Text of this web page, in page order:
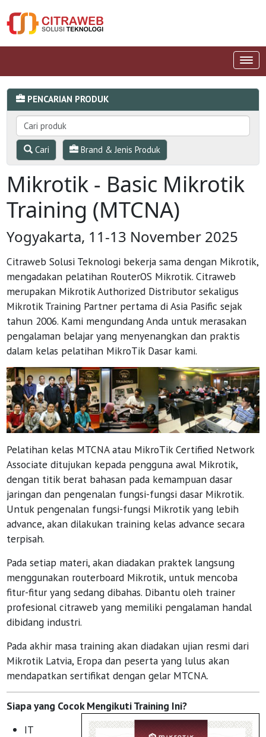
PENCARIAN PRODUK
Cari Brand & Jenis Produk
Mikrotik - Basic Mikrotik
Training (MTCNA)
Yogyakarta, 11-13 November 2025
Citraweb Solusi Teknologi bekerja sama dengan Mikrotik,
mengadakan pelatihan RouterOS Mikrotik. Citraweb
merupakan Mikrotik Authorized Distributor sekaligus
Mikrotik Training Partner pertama di Asia Pasific sejak
tahun 2006. Kami mengundang Anda untuk merasakan
pengalaman belajar yang menyenangkan dan praktis
dalam kelas pelatihan MikroTik Dasar kami.
Pelatihan kelas MTCNA atau MikroTik Certified Network
Associate ditujukan kepada pengguna awal Mikrotik,
dengan titik berat bahasan pada kemampuan dasar
jaringan dan pengenalan fungsi-fungsi dasar Mikrotik.
Untuk pengenalan fungsi-fungsi Mikrotik yang lebih
advance, akan dilakukan training kelas advance secara
terpisah.
Pada setiap materi, akan diadakan praktek langsung
menggunakan routerboard Mikrotik, untuk mencoba
fitur-fitur yang sedang dibahas. Dibantu oleh trainer
profesional citraweb yang memiliki pengalaman handal
dibidang industri.
Pada akhir masa training akan diadakan ujian resmi dari
Mikrotik Latvia, Eropa dan peserta yang lulus akan
mendapatkan sertifikat dengan gelar MTCNA.
Siapa yang Cocok Mengikuti Training Ini?
IT